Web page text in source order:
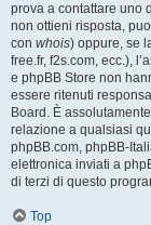
prova a contattare uno
non ottieni risposta,
con whois) oppure, se
free.fr, f2s.com, ecc.),
e phpBB Store non
essere ritenuti
Board. È
relazione a qualsiasi
phpBB.com, phpBB-
elettronica inviati a
di terzi di questo
Top